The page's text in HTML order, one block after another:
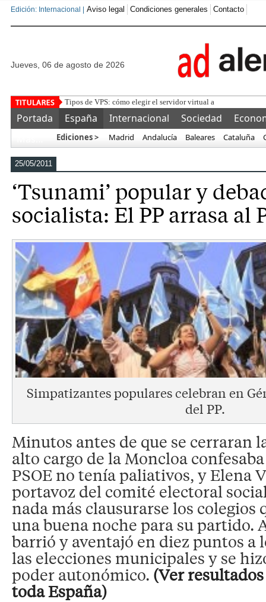
Edición: Internacional | Aviso legal Condiciones generales Contacto
jueves, 06 de agosto de 2026
Tipos de VPS: cómo elegir el servidor virtual adecuado para
Portada España Internacional Sociedad
Ediciones > Madrid Andalucía Baleares Cataluña
25/05/2011
‘Tsunami’ popular y
socialista: El PP arrasa al
Simpatizantes populares celebran en
del PP.
Minutos antes de que se cerraran
alto cargo de la Moncloa
PSOE no tenía paliativos, y Elena
portavoz del comité electoral
nada más clausurarse los colegios
una buena noche para su partido.
barrió y aventajó en diez puntos a
las elecciones municipales y se
poder autonómico. (Ver
toda España)